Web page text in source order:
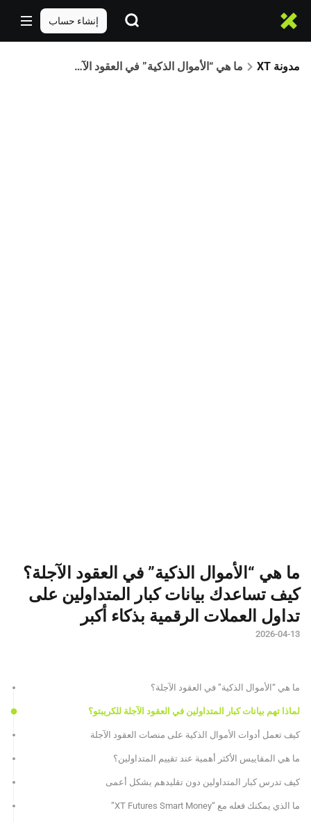
إنشاء حساب
مدونة XT ما هي “الأموال الذكية” في العقود الآجلة؟ كيف تساعدك بيانات كبار المتداولين على تداول العملات الرقمية بذكاء أكبر
ما هي “الأموال الذكية” في العقود الآجلة؟
كيف تساعدك بيانات كبار المتداولين على
تداول العملات الرقمية بذكاء أكبر
2026-04-13
ما هي “الأموال الذكية” في العقود الآجلة؟
لماذا تهم بيانات كبار المتداولين في العقود الآجلة للكريبتو؟
كيف تعمل أدوات الأموال الذكية على منصات العقود الآجلة
ما هي المقاييس الأكثر أهمية عند تقييم المتداولين؟
كيف تدرس كبار المتداولين دون تقليدهم بشكل أعمى
ما الذي يمكنك فعله مع “XT Futures Smart Money”